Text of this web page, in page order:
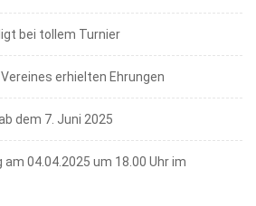
bei tollem Turnier
erhielten Ehrungen
dem 7. Juni 2025
04.04.2025 um 18.00 Uhr im